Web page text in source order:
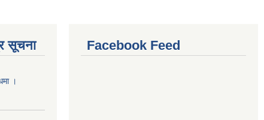
सूचना
।
Facebook Feed